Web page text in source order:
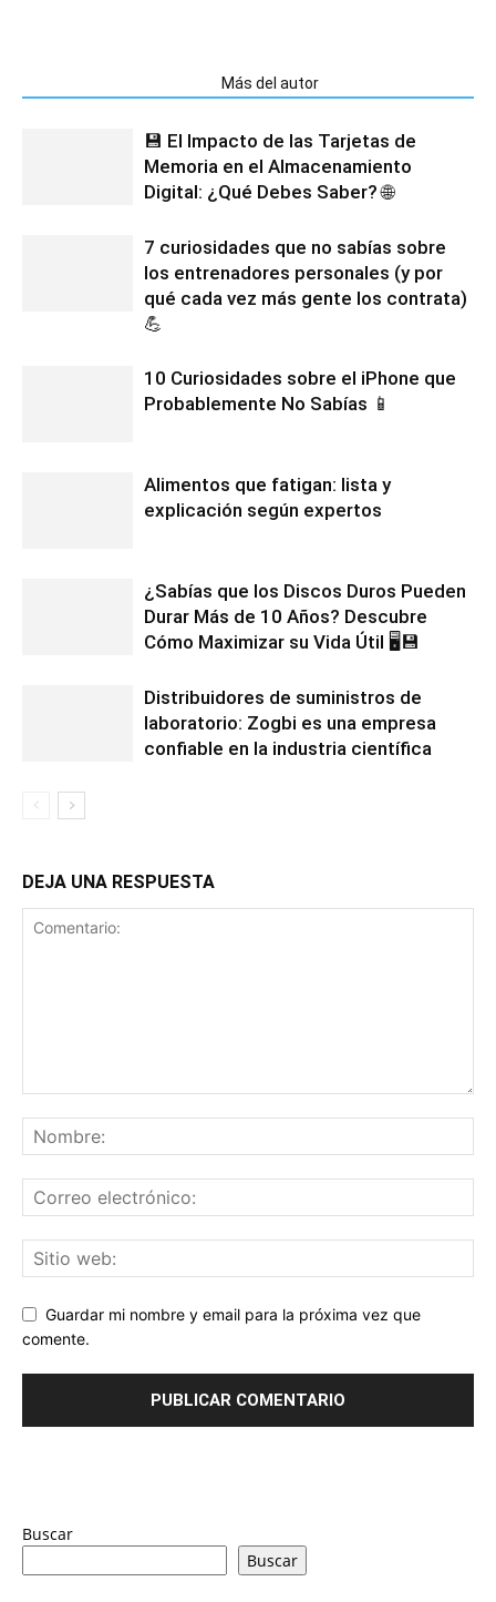
Más del autor
💾 El Impacto de las Tarjetas de
Memoria en el Almacenamiento
Digital: ¿Qué Debes Saber? 🌐
7 curiosidades que no sabías sobre
los entrenadores personales (y por
qué cada vez más gente los contrata)
💪
10 Curiosidades sobre el iPhone que
Probablemente No Sabías 📱
Alimentos que fatigan: lista y
explicación según expertos
¿Sabías que los Discos Duros Pueden
Durar Más de 10 Años? Descubre
Cómo Maximizar su Vida Útil 🖥️💾
Distribuidores de suministros de
laboratorio: Zogbi es una empresa
confiable en la industria científica
DEJA UNA RESPUESTA
Guardar mi nombre y email para la próxima vez que
comente.
Buscar
Buscar